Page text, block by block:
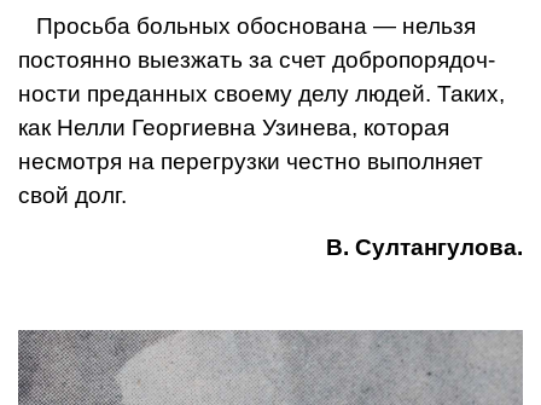
Просьба больных обоснована — нельзя
постоянно выезжать за счет добропорядоч­
ности преданных своему делу людей. Та­ких,
как Нелли Георгиевна Узинева, кото­рая
несмотря на перегрузки честно выполняет
свой долг.
В. Султангулова.